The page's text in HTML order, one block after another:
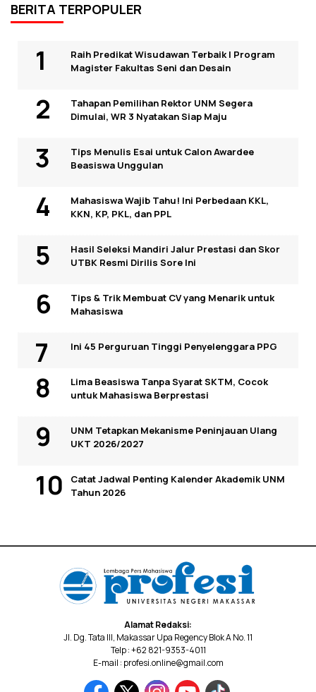
BERITA TERPOPULER
Raih Predikat Wisudawan Terbaik I Program
Magister Fakultas Seni dan Desain
Tahapan Pemilihan Rektor UNM Segera
Dimulai, WR 3 Nyatakan Siap Maju
Tips Menulis Esai untuk Calon Awardee
Beasiswa Unggulan
Mahasiswa Wajib Tahu! Ini Perbedaan KKL,
KKN, KP, PKL, dan PPL
Hasil Seleksi Mandiri Jalur Prestasi dan Skor
UTBK Resmi Dirilis Sore Ini
Tips & Trik Membuat CV yang Menarik untuk
Mahasiswa
Ini 45 Perguruan Tinggi Penyelenggara PPG
Lima Beasiswa Tanpa Syarat SKTM, Cocok
untuk Mahasiswa Berprestasi
UNM Tetapkan Mekanisme Peninjauan Ulang
UKT 2026/2027
Catat Jadwal Penting Kalender Akademik UNM
Tahun 2026
Alamat Redaksi:
Jl. Dg. Tata III, Makassar Upa Regency Blok A No. 11
Telp : +62 821-9353-4011
E-mail : profesi.online@gmail.com